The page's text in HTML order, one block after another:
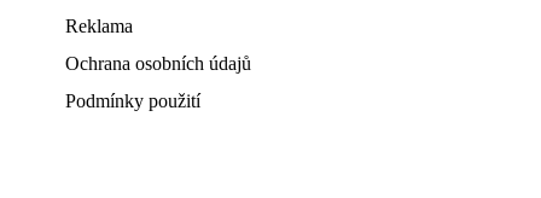
Reklama
Ochrana osobních údajů
Podmínky použití